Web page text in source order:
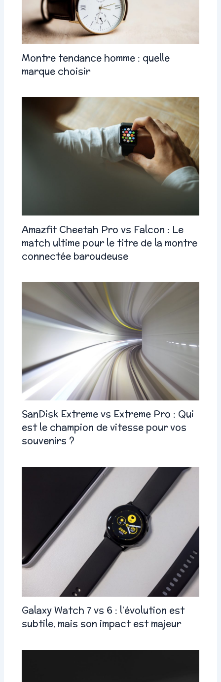
Montre tendance homme : quelle
marque choisir
Amazfit Cheetah Pro vs Falcon : Le
match ultime pour le titre de la montre
connectée baroudeuse
SanDisk Extreme vs Extreme Pro : Qui
est le champion de vitesse pour vos
souvenirs ?
Galaxy Watch 7 vs 6 : l’évolution est
subtile, mais son impact est majeur